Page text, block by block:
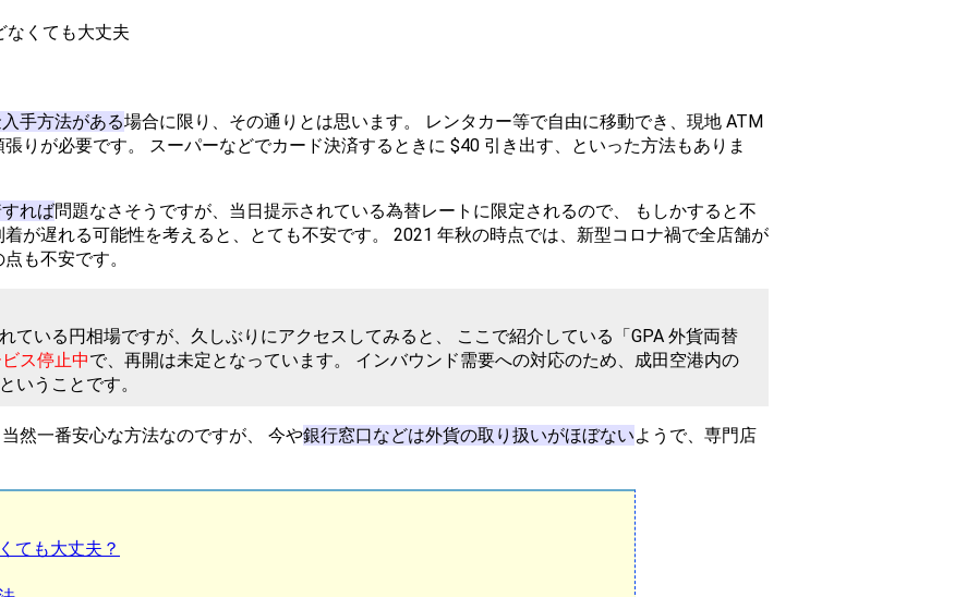
なくても大丈夫
手方法がある場合に限り、その通りとは思います。 レンタカー等で自由に移動でき、現地 ATM
りが必要です。 スーパーなどでカード決済するときに $40 引き出す、といった方法もありま
れば問題なさそうですが、当日提示されている為替レートに限定されるので、 もしかすると不
が遅れる可能性を考えると、とても不安です。 2021 年秋の時点では、新型コロナ禍で全店舗が
も不安です。
ている円相場ですが、久しぶりにアクセスしてみると、 ここで紹介している「GPA 外貨両替
ス停止中で、再開は未定となっています。 インバウンド需要への対応のため、成田空港内の
いうことです。
然一番安心な方法なのですが、 今や銀行窓口などは外貨の取り扱いがほぼないようで、専門店
ても大丈夫？